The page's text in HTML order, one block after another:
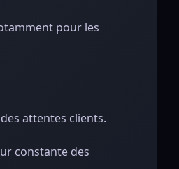
pour les
attentes clients.
constante des